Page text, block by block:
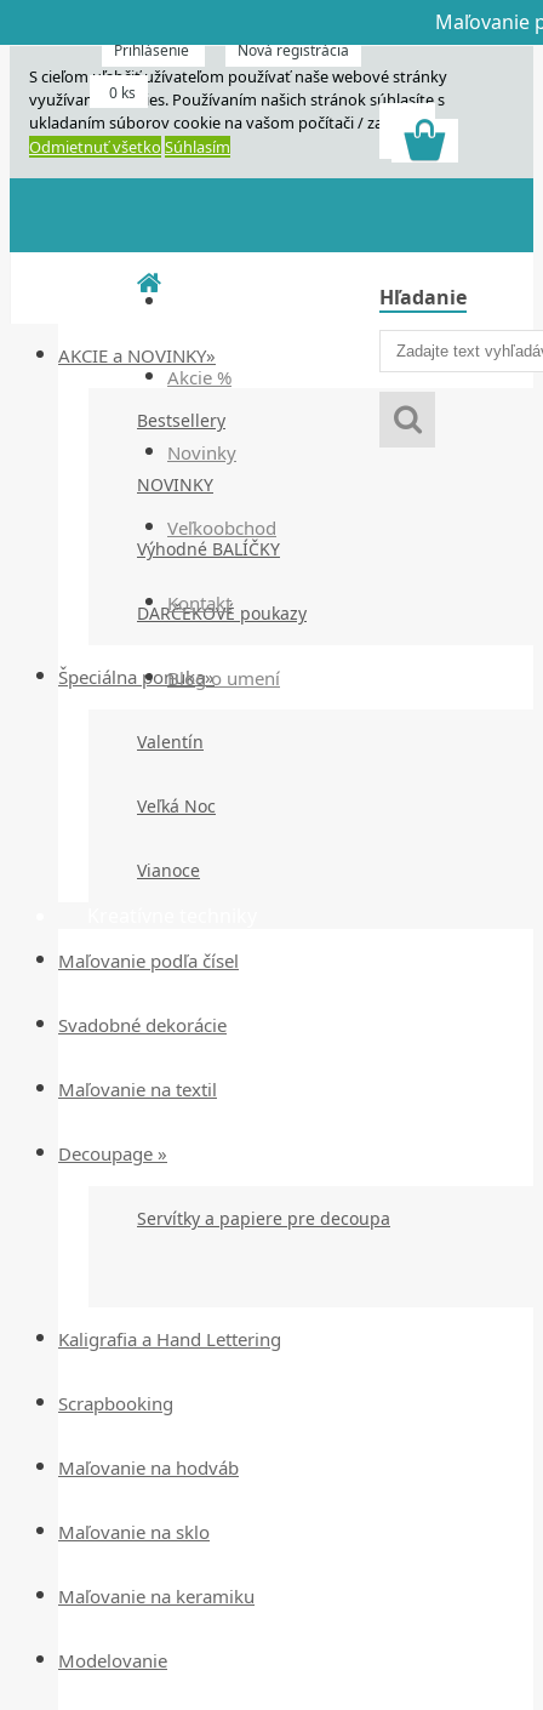
S cieľom uľahčiť užívateľom používať naše webové stránky
využívame cookies. Používaním našich stránok súhlasíte s
ukladaním súborov cookie na vašom počítači / zariadení.
Odmietnuť všetko Súhlasím
Akcie %
Novinky
Veľkoobchod
Kontakt
Blog o umení
Hľadanie
Prihlásenie Nová registrácia
0 ks
AKCIE a NOVINKY»
Bestsellery
NOVINKY
Výhodné BALÍČKY
DARČEKOVÉ poukazy
Špeciálna ponuka»
Valentín
Veľká Noc
Vianoce
Maľovanie podľa čísel
Svadobné dekorácie
Maľovanie na textil
Decoupage »
Servítky a papiere pre decoupa
Kaligrafia a Hand Lettering
Scrapbooking
Maľovanie na hodváb
Maľovanie na sklo
Maľovanie na keramiku
Modelovanie
Dnes
Dnes veľký
Maľovanie